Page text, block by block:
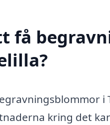
få
i
kring det